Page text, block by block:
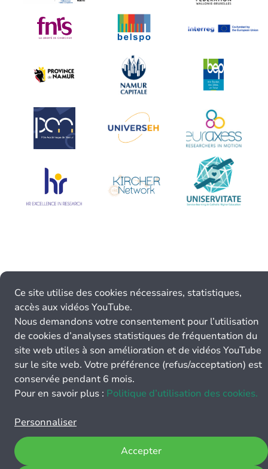
Ce site utilise des cookies nécessaires, statistiques,
accès aux vidéos YouTube.
Nous demandons votre consentement pour l’utilisation
de cookies d’analyses statistiques de fréquentation du
site web utiles à son amélioration et de vidéos YouTube
sur le site web. Votre préférence (refus/acceptation) est
conservée pendant 6 mois.
Pour en savoir plus : Politique d’utilisation des cookies.
Personnaliser
Accepter